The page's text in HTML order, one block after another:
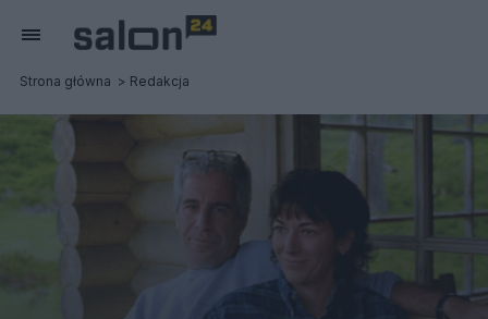
Strona główna Redakcja